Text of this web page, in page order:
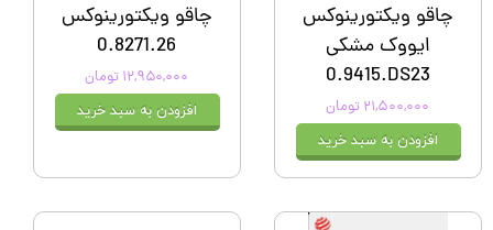
چاقو ویکتورینوکس
ایووک مشکی
0‎.9415.DS23
۲۱,۵۰۰,۰۰۰ تومان
افزودن به سبد خرید
چاقو ویکتورینوکس
0.8271.26
۱۲,۹۵۰,۰۰۰ تومان
افزودن به سبد خرید